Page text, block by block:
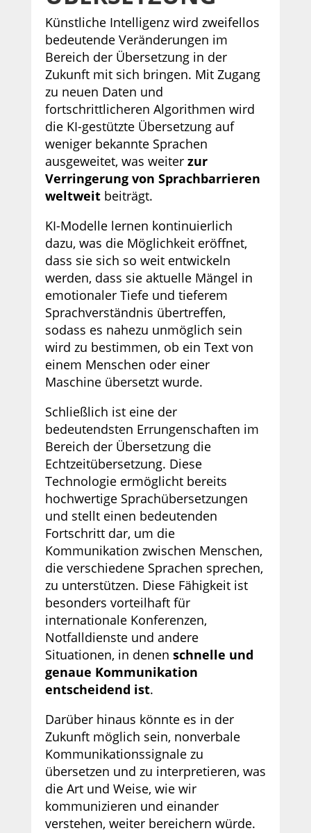
Künstliche Intelligenz wird zweifellos
bedeutende Veränderungen im
Bereich der Übersetzung in der
Zukunft mit sich bringen. Mit Zugang
zu neuen Daten und
fortschrittlicheren Algorithmen wird
die KI-gestützte Übersetzung auf
weniger bekannte Sprachen
ausgeweitet, was weiter zur
Verringerung von Sprachbarrieren
weltweitbeiträgt.
KI-Modelle lernen kontinuierlich
dazu, was die Möglichkeit eröffnet,
dass sie sich so weit entwickeln
werden, dass sie aktuelle Mängel in
emotionaler Tiefe und tieferem
Sprachverständnis übertreffen,
sodass es nahezu unmöglich sein
wird zu bestimmen, ob ein Text von
einem Menschen oder einer
Maschine übersetzt wurde.
Schließlich ist eine der
bedeutendsten Errungenschaften im
Bereich der Übersetzung die
Echtzeitübersetzung. Diese
Technologie ermöglicht bereits
hochwertige Sprachübersetzungen
und stellt einen bedeutenden
Fortschritt dar, um die
Kommunikation zwischen Menschen,
die verschiedene Sprachen sprechen,
zu unterstützen. Diese Fähigkeit ist
besonders vorteilhaft für
internationale Konferenzen,
Notfalldienste und andere
Situationen, in denen schnelle und
genaue Kommunikation
entscheidend ist.
Darüber hinaus könnte es in der
Zukunft möglich sein, nonverbale
Kommunikationssignale zu
übersetzen und zu interpretieren, was
die Art und Weise, wie wir
kommunizieren und einander
verstehen, weiter bereichern würde.